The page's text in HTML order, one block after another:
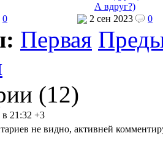
0
А вдруг?)
2 сен 2023
0
Первая
(12)
в 21:32 +3
не видно, активней